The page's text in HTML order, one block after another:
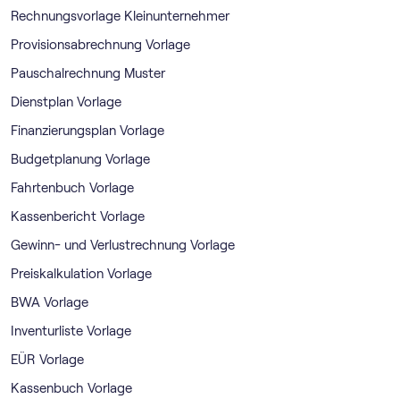
Rechnungsvorlage Kleinunternehmer
Provisionsabrechnung Vorlage
Pauschalrechnung Muster
Dienstplan Vorlage
Finanzierungsplan Vorlage
Budgetplanung Vorlage
Fahrtenbuch Vorlage
Kassenbericht Vorlage
Gewinn- und Verlustrechnung Vorlage
Preiskalkulation Vorlage
BWA Vorlage
Inventurliste Vorlage
EÜR Vorlage
Kassenbuch Vorlage